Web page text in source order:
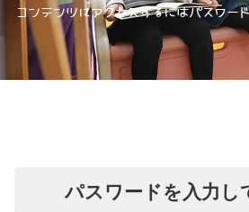
コンテンツにアクセスするにはパスワー
パスワードを入力し